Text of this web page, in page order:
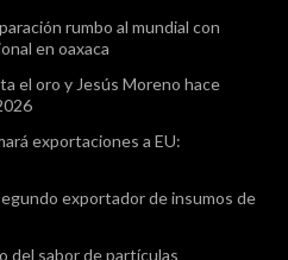
rumbo al mundial con
en oaxaca
el oro y Jesús Moreno hace
exportaciones a EU:
exportador de insumos de
del sabor de partículas